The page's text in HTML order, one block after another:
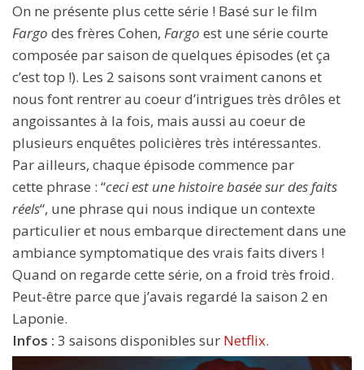
On ne présente plus cette série ! Basé sur le film
Fargo des frères Cohen, Fargo est une série courte
composée par saison de quelques épisodes (et ça
c’est top !). Les 2 saisons sont vraiment canons et
nous font rentrer au coeur d’intrigues très drôles et
angoissantes à la fois, mais aussi au coeur de
plusieurs enquêtes policières très intéressantes.
Par ailleurs, chaque épisode commence par
cette phrase : “ceci est une histoire basée sur des faits
réels“, une phrase qui nous indique un contexte
particulier et nous embarque directement dans une
ambiance symptomatique des vrais faits divers !
Quand on regarde cette série, on a froid très froid.
Peut-être parce que j’avais regardé la saison 2 en
Laponie.
Infos : 3 saisons disponibles sur Netflix.